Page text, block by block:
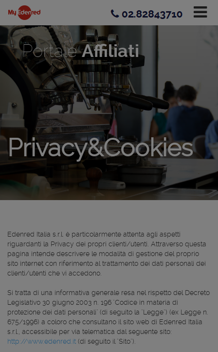
02.82843710
Portale Affiliati
Privacy&Cookies
Edenred Italia s.r.l. è particolarmente attenta agli aspetti
riguardanti la Privacy dei propri clienti/utenti. Attraverso questa
pagina intende descrivere le modalità di gestione del proprio
sito internet con riferimento al trattamento dei dati personali dei
clienti/utenti che vi accedono.
Si tratta di una informativa generale resa nel rispetto del Decreto
Legislativo 30 giugno 2003 n. 196 "Codice in materia di
protezione dei dati personali" (di seguito la "Legge") (ex Legge n.
675/1996) a coloro che consultano il sito web di Edenred Italia
s.r.l., accessibile per via telematica dal seguente sito:
http://www.edenred.it (di seguito il "Sito").